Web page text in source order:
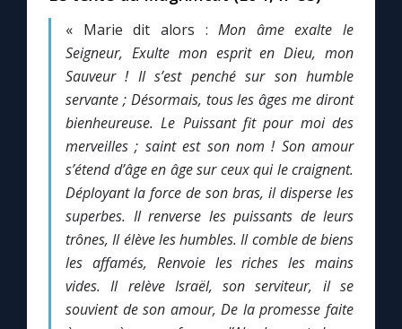
Prier au quotidien
Avec Thérèse de Lisieux
L'Évangile chaque jour
Les premiers samedis du mois
Marie qui défait les nœuds
Me consacrer à Jésus par Marie
Mes intentions de prière
« Marie dit alors :Mon âme exalte le
Seigneur, Exulte mon esprit en Dieu, mon
Sauveur ! Il s’est penché sur son humble
servante ; Désormais, tous les âges me diront
bienheureuse. Le Puissant fit pour moi des
merveilles ; saint est son nom ! Son amour
s’étend d’âge en âge sur ceux qui le craignent.
Déployant la force de son bras, il disperse les
superbes. Il renverse les puissants de leurs
trônes, Il élève les humbles. Il comble de biens
les affamés, Renvoie les riches les mains
vides. Il relève Israël, son serviteur, il se
souvient de son amour, De la promesse faite